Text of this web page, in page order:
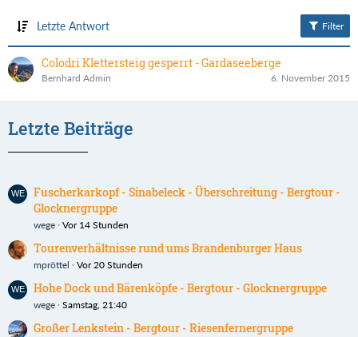
Letzte Antwort Filter
Colodri Klettersteig gesperrt - Gardaseeberge
Bernhard Admin 6. November 2015
Letzte Beiträge
Fuscherkarkopf - Sinabeleck - Überschreitung - Bergtour -
Glocknergruppe
wege Vor 14 Stunden
Tourenverhältnisse rund ums Brandenburger Haus
mpröttel Vor 20 Stunden
Hohe Dock und Bärenköpfe - Bergtour - Glocknergruppe
wege Samstag, 21:40
Großer Lenkstein - Bergtour - Riesenfernergruppe